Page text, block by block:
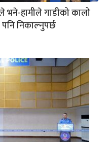
भने-हामीले गाडीको कालो
निकाल्नुपर्छ